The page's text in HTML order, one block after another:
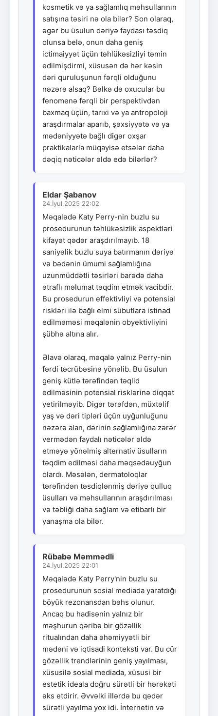
kosmetik və ya sağlamlıq məhsullarının
satışına təsiri nə ola bilər? Son olaraq,
əgər bu üsulun dəriyə faydası təsdiq
olunsa belə, onun daha geniş
ictimaiyyət üçün təhlükəsizliyi təmin
edilmişdirmi, xüsusən də hər kəsin
dəri quruluşunun fərqli olduğunu
nəzərə alsaq? Bəlkə də oxucular bu
fenomenə fərqli bir perspektivdən
baxmaq üçün, tarixi və ya antropoloji
araşdırmalar aparıb, şəxsiyyətə və ya
mədəniyyətə bağlı digər oxşar
praktikalarla müqayisə etsələr daha
dəqiq nəticələr əldə edə bilərlər?
Eldar Şabanov
24.İyul.2025 22:02
Məqalədə Katy Perry-nin buzlu su
prosedurunun təhlükəsizlik aspektləri
kifayət qədər araşdırılmayıb. 18
saniyəlik buzlu suya batırmanın dəriyə
və bədənin ümumi sağlamlığına
uzunmüddətli təsirləri barədə daha
ətraflı məlumat təqdim etmək vacibdir.
Bu prosedurun effektivliyi və potensial
riskləri ilə bağlı elmi sübutlara istinad
edilməməsi məqalənin obyektivliyini
şübhə altına alır.
Əlavə olaraq, məqalə yalnız Perry-nin
fərdi təcrübəsinə yönəlib. Bu üsulun
geniş kütlə tərəfindən təqlid
edilməsinin potensial risklərinə diqqət
yetirilməyib. Digər tərəfdən, müxtəlif
yaş və dəri tipləri üçün uyğunluğunu
nəzərə alan, dərinin sağlamlığına zərər
vermədən faydalı nəticələr əldə
etməyə yönəlmiş alternativ üsulların
təqdim edilməsi daha məqsədəuyğun
olardı. Məsələn, dermatoloqlar
tərəfindən təsdiqlənmiş dəriyə qulluq
üsulları və məhsullarının araşdırılması
və təbliği daha sağlam və etibarlı bir
yanaşma ola bilər.
Rübabə Məmmədli
24.İyul.2025 22:01
Məqalədə Katy Perry'nin buzlu su
prosedurunun sosial mediada yaratdığı
böyük rezonansdan bəhs olunur.
Ancaq bu hadisənin yalnız bir
məşhurun qəribə bir gözəllik
ritualından daha əhəmiyyətli bir
mədəni və iqtisadi konteksti var. Bu cür
gözəllik trendlərinin geniş yayılması,
xüsusilə sosial mediada, xüsusi bir
estetik ideala doğru sürətli bir hərəkəti
əks etdirir. Əvvəlki illərdə bu qədər
sürətli yayılma yox idi. İnternetin və